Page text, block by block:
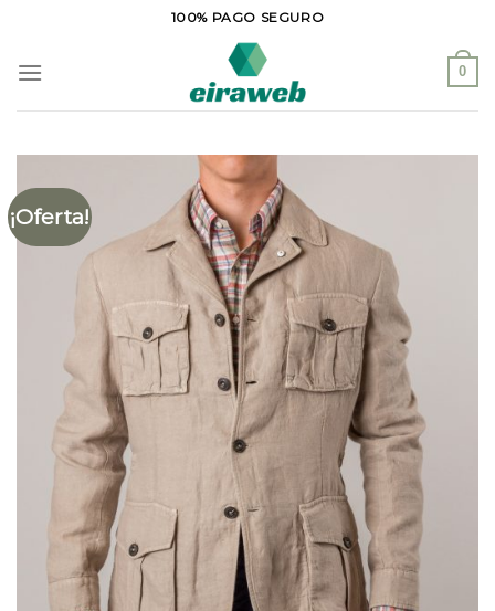
contenido
100% PAGO SEGURO
0
¡Oferta!